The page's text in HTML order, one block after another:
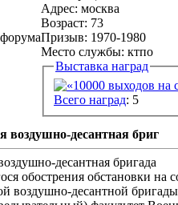
Адрес: москва
Возраст: 73
Призыв: 1970-1980
Место службы: ктпо
Выставка наград
Всего наград: 5
воздушно-десантная бриг
десантная бригада
обострения обстановки
воздушно-десантной